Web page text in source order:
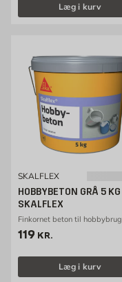
Læg i kurv
SKALFLEX
HOBBYBETON GRÅ 5 KG
SKALFLEX
Finkornet beton til hobbybrug
Pris 119 kr. /stk
119 KR.
Læg i kurv